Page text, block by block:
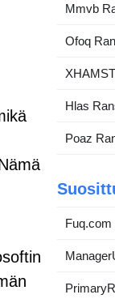
Mmvb
Ofoq
Hlas
Poaz
Fuq.com